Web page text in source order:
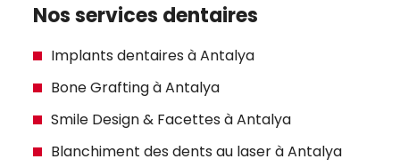
Nos services dentaires
Implants dentaires à Antalya
Bone Grafting à Antalya
Smile Design & Facettes à Antalya
Blanchiment des dents au laser à Antalya